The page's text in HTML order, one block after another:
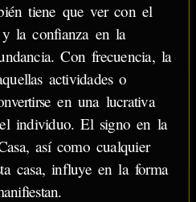
tiene que ver con el
la confianza en la
Con frecuencia, la
actividades o
en una lucrativa
individuo. El signo en la
así como cualquier
casa, influye en la forma